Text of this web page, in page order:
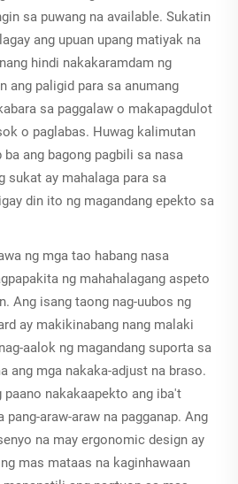
sa puwang na available. Sukatin
ang upuan upang matiyak na
hindi nakakaramdam ng
ang paligid para sa anumang
sa paggalaw o makapagdulot
o paglabas. Huwag kalimutan
ang bagong pagbili sa nasa
sukat ay mahalaga para sa
din ito ng magandang epekto sa
ng mga tao habang nasa
ng mahahalagang aspeto
Ang isang taong nag-uubos ng
ay makikinabang nang malaki
aalok ng magandang suporta sa
ang mga nakaka-adjust na braso.
paano nakakaapekto ang iba't
pang-araw-araw na pagganap. Ang
na may ergonomic design ay
mas mataas na kaginhawaan